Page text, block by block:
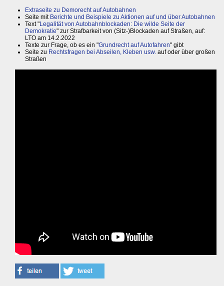
Extraseite zu Demorecht auf Autobahnen
Seite mit Berichte und Beispiele zu Aktionen auf und über Autobahnen
Text "Legalität von Autobahnblockaden: Die wilde Seite der
Demokratie" zur Strafbarkeit von (Sitz-)Blockaden auf Straßen, auf:
LTO am 14.2.2022
Texte zur Frage, ob es ein "Grundrecht auf Autofahren" gibt
Seite zu Rechtsfragen bei Abseilen, Kleben usw. auf oder über großen
Straßen